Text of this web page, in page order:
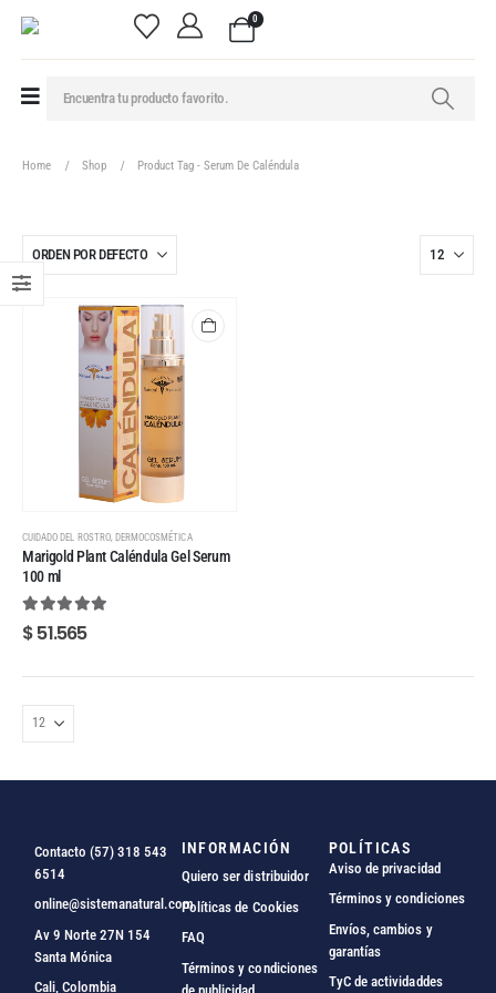
0
Home Shop Product Tag - Serum De Caléndula
CUIDADO DEL ROSTRO, DERMOCOSMÉTICA
Marigold Plant Caléndula Gel Serum
100 ml
5.00out of 5
$51.565
Contacto (57) 318 543
6514
online@sistemanatural.com
Av 9 Norte 27N 154
Santa Mónica
Cali, Colombia
INFORMACIÓN
Quiero ser distribuidor
Políticas de Cookies
FAQ
Términos y condiciones
POLÍTICAS
Aviso de privacidad
Términos y condiciones
Envíos, cambios y
garantías
TyC de actividaddes